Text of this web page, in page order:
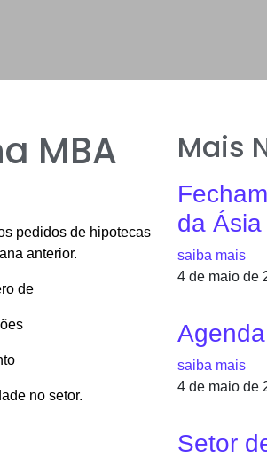
MBA
pedidos de hipotecas
anterior.
de
no setor.
Mais
da Ásia
saiba mais
4 de maio de
saiba mais
4 de maio de
Setor